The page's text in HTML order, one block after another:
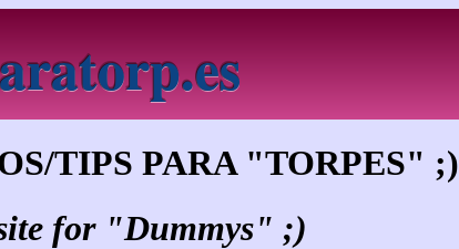
TIPS PARA "TORPES" ;)
for "Dummys" ;)